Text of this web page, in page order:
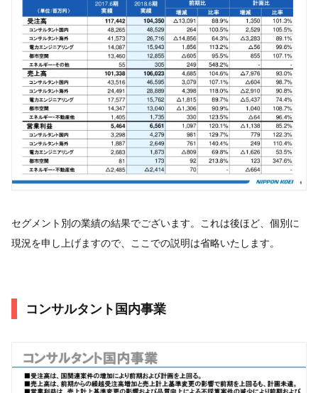
セグメント別の業績の結果でございます。これは後ほど、個別に
現況を申し上げますので、ここでの説明は省略いたします。
コンサルタント国内事業